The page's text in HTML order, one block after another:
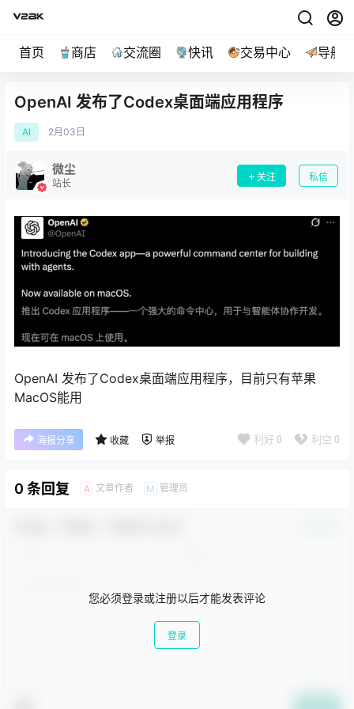
首页 商店 交流圈 快讯 交易中心 导航
OpenAI 发布了Codex桌面端应用程序
AI 2月 03日
微尘
站长
关注 私信
OpenAI 发布了Codex桌面端应用程序，目前只有苹果
MacOS能用
海报分享 收藏 举报 利好 0 利空 0
0 条回复 A 文章作者 M 管理员
您必须登录或注册以后才能发表评论
登录